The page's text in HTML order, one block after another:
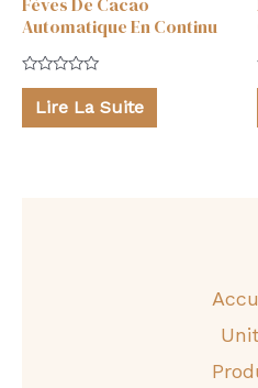
Automatique En Continu
Note
sur
5
Lire La Suite